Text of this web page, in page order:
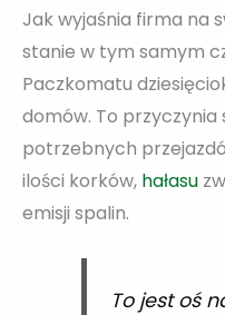
Jak wyjaśnia firma na
stanie w tym samym
Paczkomatu
domów. To przyczynia
potrzebnych
ilości korków, hałasu
emisji spalin.
To jest oś